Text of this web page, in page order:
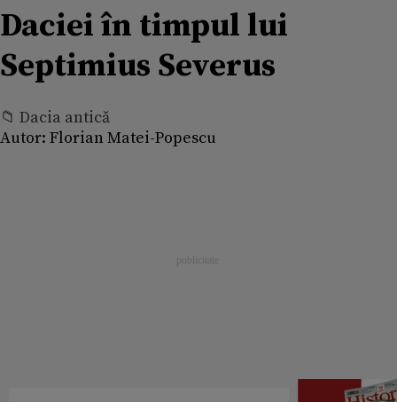
Daciei în timpul lui
Septimius Severus
📁 Dacia antică
Autor: Florian Matei-Popescu